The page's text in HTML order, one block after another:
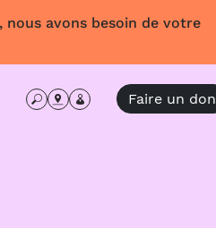
avons besoin de votre
Faire un don